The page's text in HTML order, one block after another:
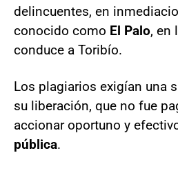
delincuentes, en
conocido como El Palo, en
conduce a Toribío.
Los plagiarios exigían una
su liberación, que no fue
accionar oportuno y
pública.